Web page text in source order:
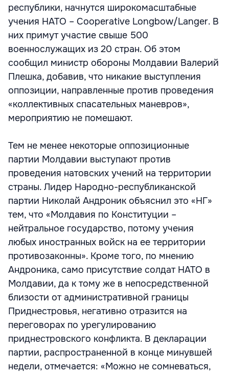
республики, начнутся широкомасштабные
учения НАТО – Cooperative Longbow/Langer. В
них примут участие свыше 500
военнослужащих из 20 стран. Об этом
сообщил министр обороны Молдавии Валерий
Плешка, добавив, что никакие выступления
оппозиции, направленные против проведения
«коллективных спасательных маневров»,
мероприятию не помешают.
Тем не менее некоторые оппозиционные
партии Молдавии выступают против
проведения натовских учений на территории
страны. Лидер Народно-республиканской
партии Николай Андроник объяснил это «НГ»
тем, что «Молдавия по Конституции –
нейтральное государство, потому учения
любых иностранных войск на ее территории
противозаконны». Кроме того, по мнению
Андроника, само присутствие солдат НАТО в
Молдавии, да к тому же в непосредственной
близости от административной границы
Приднестровья, негативно отразится на
переговорах по урегулированию
приднестровского конфликта. В декларации
партии, распространенной в конце минувшей
недели, отмечается: «Можно не сомневаться,